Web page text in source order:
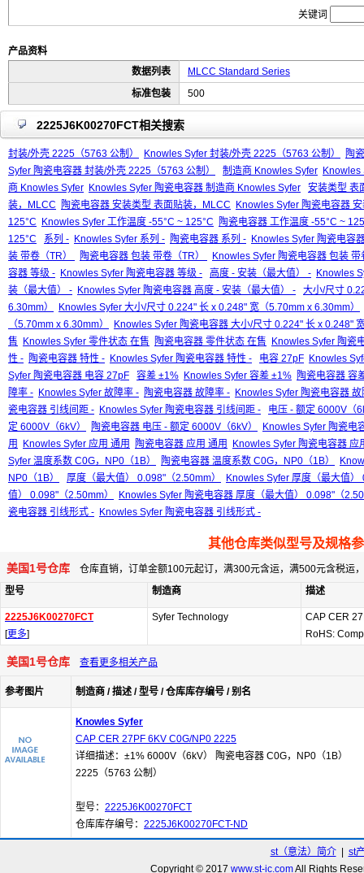
关键词
产品资料
数据列表
MLCC Standard Series
标准包装
500
2225J6K00270FCT相关搜索
封装/外壳 2225（5763 公制） Knowles Syfer 封装/外壳 2225（5763 公制）
陶
Syfer 陶瓷电容器 封装/外壳 2225（5763 公制）
制造商 Knowles Syfer Knowles
商 Knowles Syfer Knowles Syfer 陶瓷电容器 制造商 Knowles Syfer
安装类型 表
装，MLCC
陶瓷电容器 安装类型 表面贴装，MLCC
Knowles Syfer 陶瓷电容器
125°C
Knowles Syfer 工作温度 -55°C ~ 125°C
陶瓷电容器 工作温度 -55°C ~
125°C
系列 - Knowles Syfer 系列 - 陶瓷电容器 系列 - Knowles Syfer 陶瓷电容
装 带卷（TR）
陶瓷电容器 包装 带卷（TR）
Knowles Syfer 陶瓷电容器 包装
容器 等级 - Knowles Syfer 陶瓷电容器 等级 - 高度 - 安装（最大值） - Knowles
装（最大值） - Knowles Syfer 陶瓷电容器 高度 - 安装（最大值） -
大小/尺寸
6.30mm）
Knowles Syfer 大小/尺寸 0.224" 长 x 0.248" 宽（5.70mm x 6.30mm）
（5.70mm x 6.30mm）
Knowles Syfer 陶瓷电容器 大小/尺寸 0.224" 长 x 0.248"
售
Knowles Syfer 零件状态 在售 陶瓷电容器 零件状态 在售
Knowles Syfer 陶瓷
性 - 陶瓷电容器 特性 - Knowles Syfer 陶瓷电容器 特性 - 电容 27pF Knowles
Syfer 陶瓷电容器 电容 27pF
容差 ±1% Knowles Syfer 容差 ±1% 陶瓷电容器 容
障率 - Knowles Syfer 故障率 - 陶瓷电容器 故障率 - Knowles Syfer 陶瓷电容器 故
瓷电容器 引线间距 - Knowles Syfer 陶瓷电容器 引线间距 -
电压 - 额定 6000V（
定 6000V（6kV）
陶瓷电容器 电压 - 额定 6000V（6kV）
Knowles Syfer 陶瓷电
用
Knowles Syfer 应用 通用 陶瓷电容器 应用 通用
Knowles Syfer 陶瓷电容器 应
Syfer 温度系数 C0G，NP0（1B）
陶瓷电容器 温度系数 C0G，NP0（1B）
NP0（1B）
厚度（最大值） 0.098"（2.50mm）
Knowles Syfer 厚度（最大值
值） 0.098"（2.50mm）
Knowles Syfer 陶瓷电容器 厚度（最大值） 0.098"（
瓷电容器 引线形式 - Knowles Syfer 陶瓷电容器 引线形式 -
其他仓库类似型号及规格
美国1号仓库 仓库直销，订单金额100元起订，满300元含运，满500元含税运
型号
制造商 描述
2225J6K00270FCT
[更多]
Syfer Technology
CAP CER
RoHS:
美国1号仓库 查看更多相关产品
参考图片 制造商 / 描述 / 型号 / 仓库库存编号 / 别名
Knowles Syfer
CAP CER 27PF 6KV C0G/NP0 2225
详细描述：±1% 6000V（6kV） 陶瓷电容器 C0G，NP0（1B）
2225（5763 公制）
型号： 2225J6K00270FCT
仓库库存编号： 2225J6K00270FCT-ND
st（意法）简介| st
Copyright © 2017 www.st-ic.comAll Rights